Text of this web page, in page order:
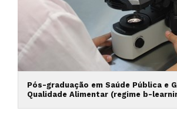
Pós-graduação em Saúde Pública e
Qualidade Alimentar (regime b-